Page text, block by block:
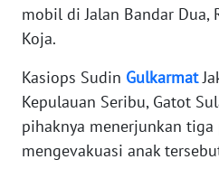
mobil di Jalan Bandar Dua,
Koja.
Kasiops Sudin Gulkarmat
Kepulauan Seribu, Gatot
pihaknya menerjunkan
mengevakuasi anak
KARIR
Wahana
News
Regional